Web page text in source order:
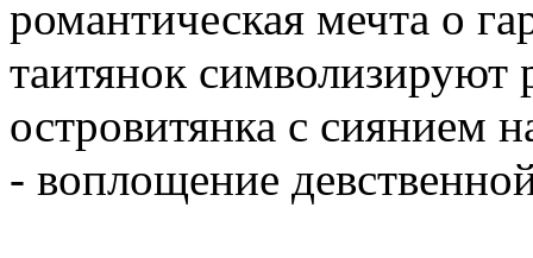
романтическая мечта о
таитянок
островитянка с сиянием
- воплощение